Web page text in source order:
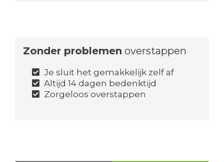
Zonder problemen overstappen
Je sluit het gemakkelijk zelf af
Altijd 14 dagen bedenktijd
Zorgeloos overstappen